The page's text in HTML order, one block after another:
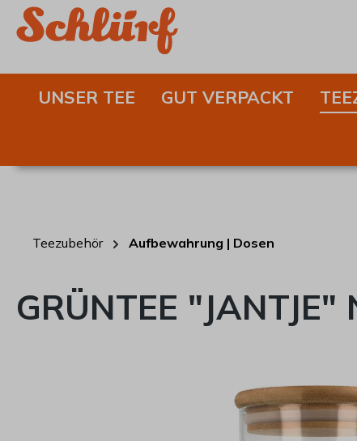
Zur Hauptnavigation springen
UNSER TEE GUT VERPACKT
Teezubehör Aufbewahrung | Dosen
GRÜNTEE "JANTJE"